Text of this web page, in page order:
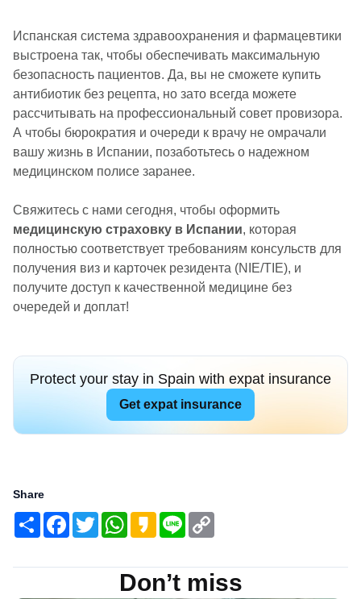
Испанская система здравоохранения и фармацевтики
выстроена так, чтобы обеспечивать максимальную
безопасность пациентов. Да, вы не сможете купить
антибиотик без рецепта, но зато всегда можете
рассчитывать на профессиональный совет провизора.
А чтобы бюрократия и очереди к врачу не омрачали
вашу жизнь в Испании, позаботьтесь о надежном
медицинском полисе заранее.
Свяжитесь с нами сегодня, чтобы оформить
медицинскую страховку в Испании, которая
полностью соответствует требованиям консульств для
получения виз и карточек резидента (NIE/TIE), и
получите доступ к качественной медицине без
очередей и доплат!
Protect your stay in Spain with expat insurance
Get expat insurance
Share
ShareFacebook
TwitterWhatsApp
KakaoLine
Don’t miss